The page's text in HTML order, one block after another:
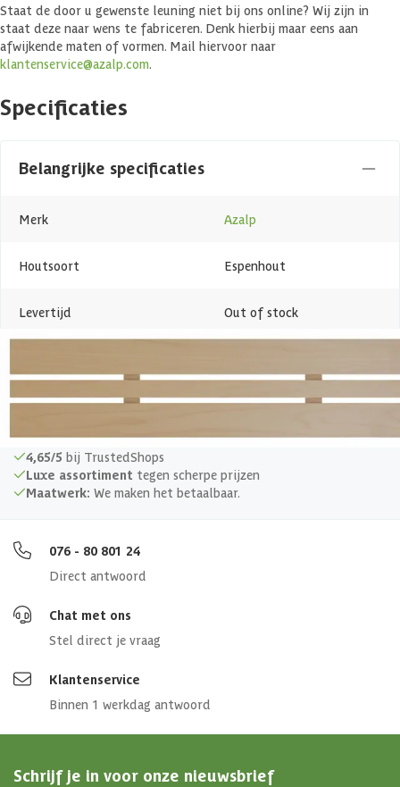
Staat de door u gewenste leuning niet bij ons online? Wij zijn in
staat deze naar wens te fabriceren. Denk hierbij maar eens aan
afwijkende maten of vormen. Mail hiervoor naar
klantenservice@azalp.com.
Specificaties
Belangrijke specificaties
Merk Azalp
Houtsoort Espenhout
Levertijd Out of stock
EAN-code 1039291003840
4,65/5 bij TrustedShops
Luxe assortiment tegen scherpe prijzen
Maatwerk: We maken het betaalbaar.
076 - 80 801 24
Direct antwoord
Chat met ons
Stel direct je vraag
Klantenservice
Binnen 1 werkdag antwoord
Schrijf je in voor onze nieuwsbrief